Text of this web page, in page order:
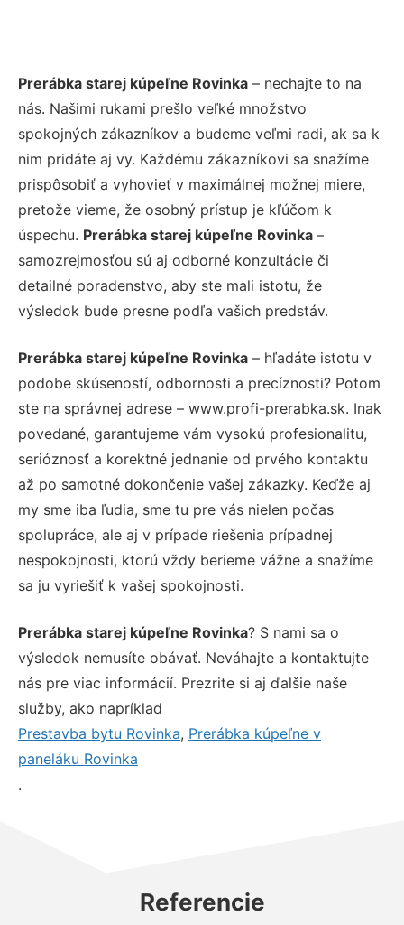
Prerábka starej kúpeľne Rovinka – nechajte to na
nás. Našimi rukami prešlo veľké množstvo
spokojných zákazníkov a budeme veľmi radi, ak sa k
nim pridáte aj vy. Každému zákazníkovi sa snažíme
prispôsobiť a vyhovieť v maximálnej možnej miere,
pretože vieme, že osobný prístup je kľúčom k
úspechu. Prerábka starej kúpeľne Rovinka –
samozrejmosťou sú aj odborné konzultácie či
detailné poradenstvo, aby ste mali istotu, že
výsledok bude presne podľa vašich predstáv.
Prerábka starej kúpeľne Rovinka – hľadáte istotu v
podobe skúseností, odbornosti a precíznosti? Potom
ste na správnej adrese – www.profi-prerabka.sk. Inak
povedané, garantujeme vám vysokú profesionalitu,
serióznosť a korektné jednanie od prvého kontaktu
až po samotné dokončenie vašej zákazky. Keďže aj
my sme iba ľudia, sme tu pre vás nielen počas
spolupráce, ale aj v prípade riešenia prípadnej
nespokojnosti, ktorú vždy berieme vážne a snažíme
sa ju vyriešiť k vašej spokojnosti.
Prerábka starej kúpeľne Rovinka? S nami sa o
výsledok nemusíte obávať. Neváhajte a kontaktujte
nás pre viac informácií. Prezrite si aj ďalšie naše
služby, ako napríklad
Prestavba bytu Rovinka, Prerábka kúpeľne v
paneláku Rovinka
.
Referencie